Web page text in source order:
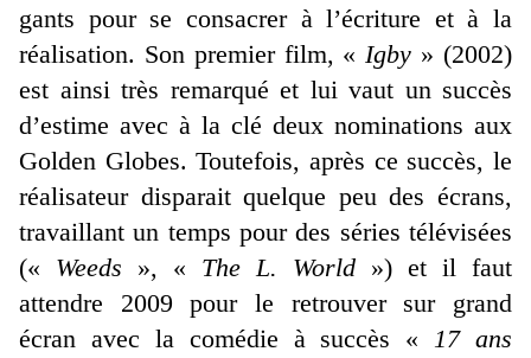
gants pour se consacrer à l’écriture et à la
réalisation. Son premier film, «Igby » (2002)
est ainsi très remarqué et lui vaut un succès
d’estime avec à la clé deux nominations aux
Golden Globes. Toutefois, après ce succès, le
réalisateur disparait quelque peu des écrans,
travaillant un temps pour des séries télévisées
(« Weeds », « The L. World ») et il faut
attendre 2009 pour le retrouver sur grand
écran avec la comédie à succès « 17 ans